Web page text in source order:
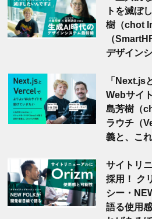
トを滅ぼ
樹（chot
（
デザイン
「Next.js
Webサイ
島芳樹（
ラウチ（
義と、こ
サイトリ
採用！ ク
シー・
語る使用